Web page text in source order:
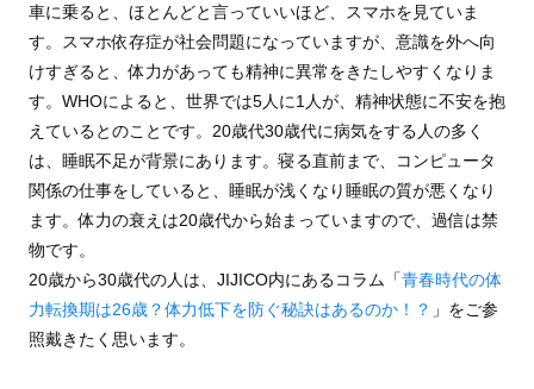
車に乗ると、ほとんどと言っていいほど、スマホを見ていま
す。スマホ依存症が社会問題になっていますが、意識を外へ向
けすぎると、体力があっても精神に異常をきたしやすくなりま
す。WHOによると、世界では5人に1人が、精神状態に不安を抱
えているとのことです。20歳代30歳代に病気をする人の多く
は、睡眠不足が背景にあります。寝る直前まで、コンピュータ
関係の仕事をしていると、睡眠が浅くなり睡眠の質が悪くなり
ます。体力の衰えは20歳代から始まっていますので、過信は禁
物です。
20歳から30歳代の人は、JIJICO内にあるコラム「青春時代の体
力転換期は26歳？体力低下を防ぐ秘訣はあるのか！？ 」をご参
照戴きたく思います。